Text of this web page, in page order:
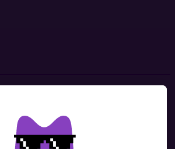
Lépj kapcsolatba velünk